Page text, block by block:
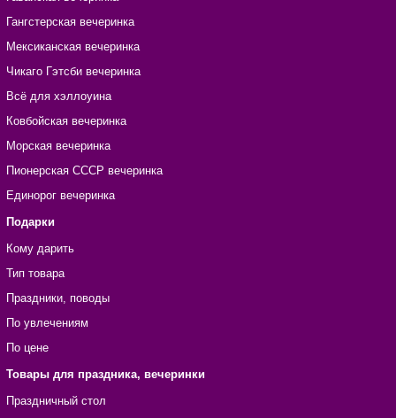
Гангстерская вечеринка
Мексиканская вечеринка
Чикаго Гэтсби вечеринка
Всё для хэллоуина
Ковбойская вечеринка
Морская вечеринка
Пионерская СССР вечеринка
Единорог вечеринка
Подарки
Кому дарить
Тип товара
Праздники, поводы
По увлечениям
По цене
Товары для праздника, вечеринки
Праздничный стол